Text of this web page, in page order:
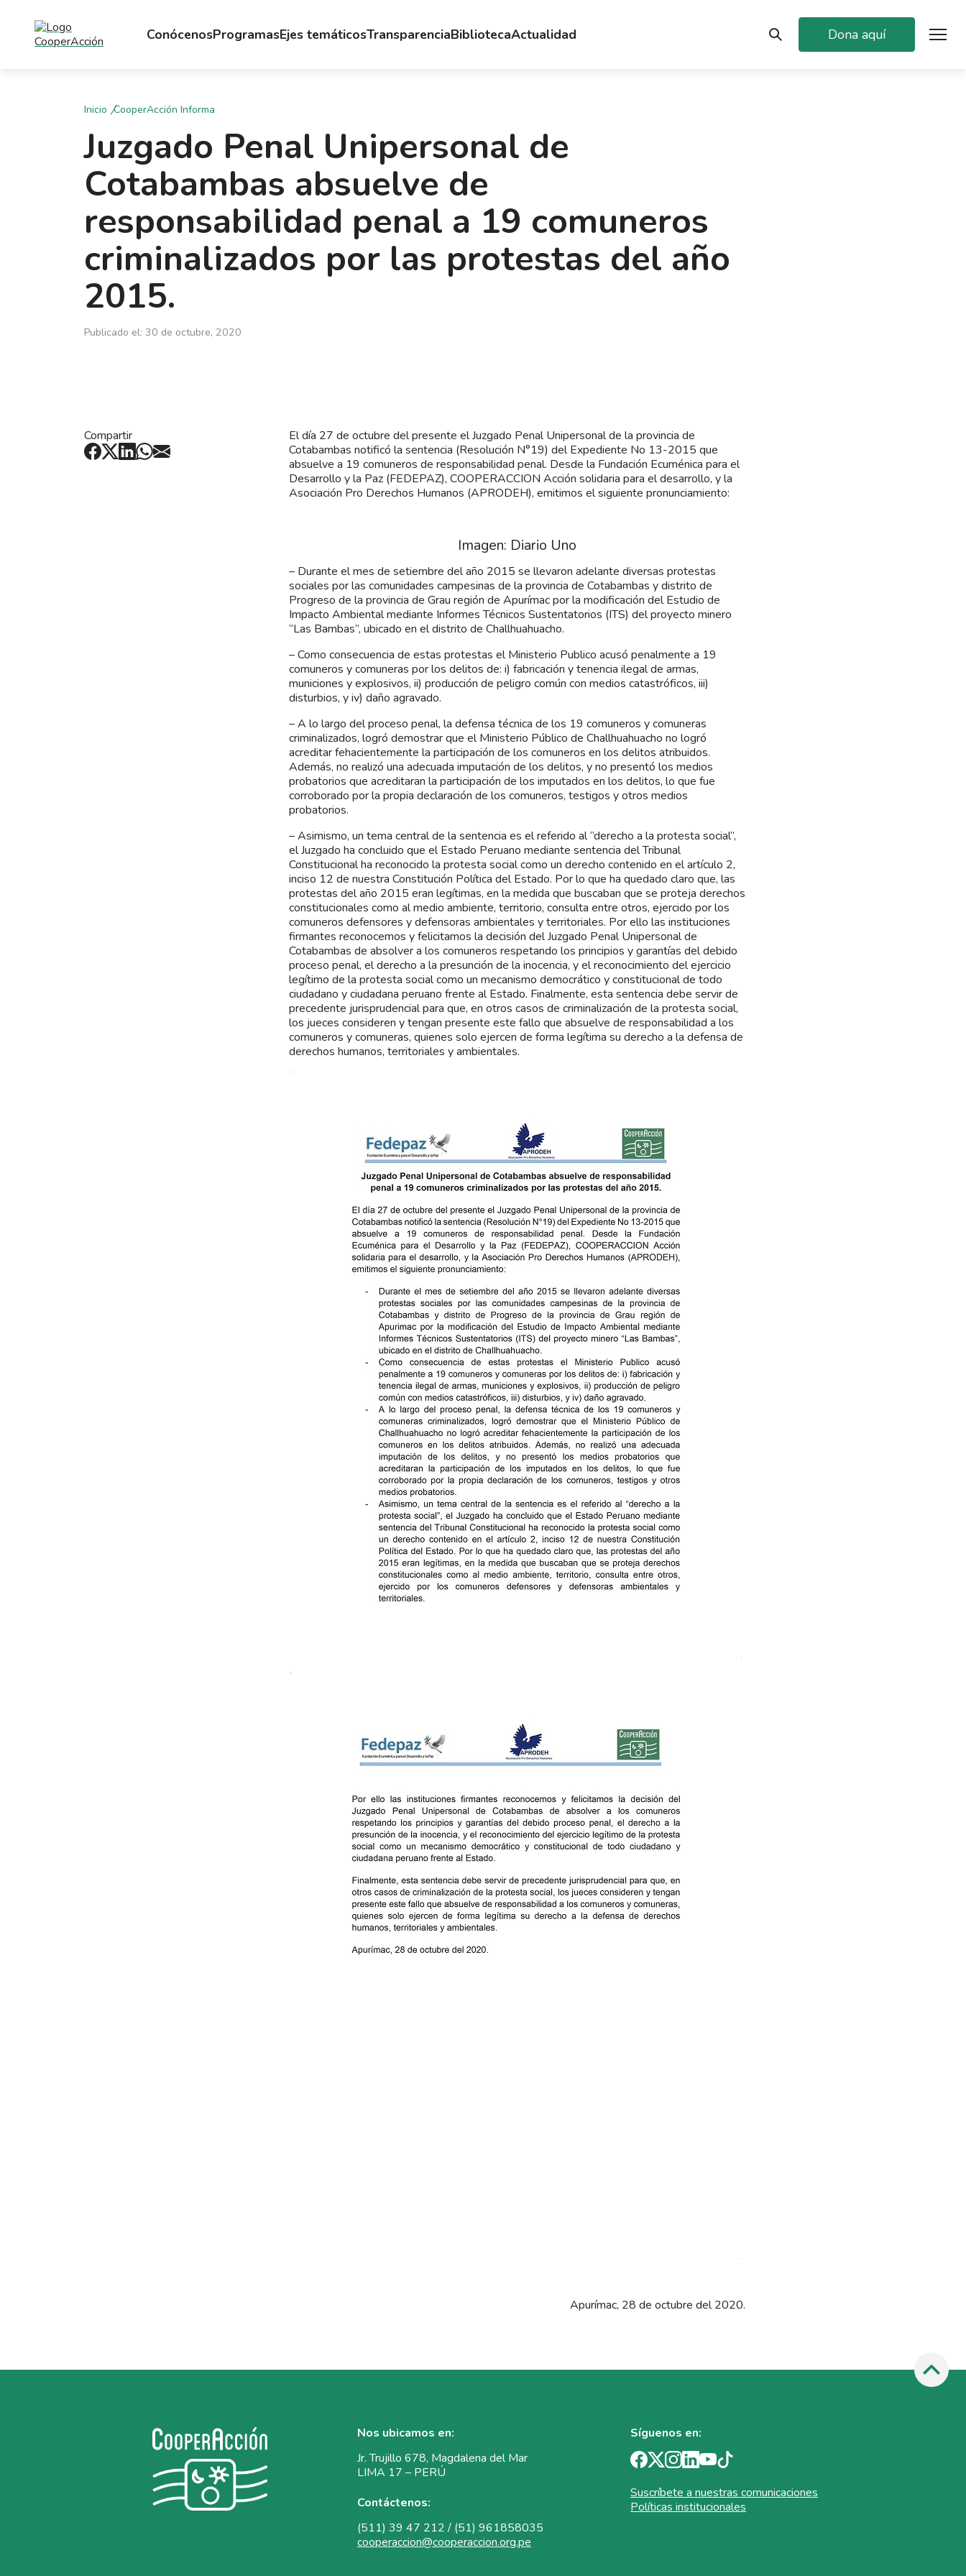
ConócenosProgramasEjes temáticosTransparenciaBibliotecaActualidad Dona aquí
Inicio CooperAcción Informa
Juzgado Penal Unipersonal de
Cotabambas absuelve de
responsabilidad penal a 19 comuneros
criminalizados por las protestas del año
2015.
Publicado el: 30 de octubre, 2020
Compartir
El día 27 de octubre del presente el Juzgado Penal Unipersonal de la provincia de
Cotabambas notificó la sentencia (Resolución N°19) del Expediente No 13-2015 que
absuelve a 19 comuneros de responsabilidad penal. Desde la Fundación Ecuménica para el
Desarrollo y la Paz (FEDEPAZ), COOPERACCION Acción solidaria para el desarrollo, y la
Asociación Pro Derechos Humanos (APRODEH), emitimos el siguiente pronunciamiento:
Imagen: Diario Uno
– Durante el mes de setiembre del año 2015 se llevaron adelante diversas protestas
sociales por las comunidades campesinas de la provincia de Cotabambas y distrito de
Progreso de la provincia de Grau región de Apurímac por la modificación del Estudio de
Impacto Ambiental mediante Informes Técnicos Sustentatorios (ITS) del proyecto minero
“Las Bambas”, ubicado en el distrito de Challhuahuacho.
– Como consecuencia de estas protestas el Ministerio Publico acusó penalmente a 19
comuneros y comuneras por los delitos de: i) fabricación y tenencia ilegal de armas,
municiones y explosivos, ii) producción de peligro común con medios catastróficos, iii)
disturbios, y iv) daño agravado.
– A lo largo del proceso penal, la defensa técnica de los 19 comuneros y comuneras
criminalizados, logró demostrar que el Ministerio Público de Challhuahuacho no logró
acreditar fehacientemente la participación de los comuneros en los delitos atribuidos.
Además, no realizó una adecuada imputación de los delitos, y no presentó los medios
probatorios que acreditaran la participación de los imputados en los delitos, lo que fue
corroborado por la propia declaración de los comuneros, testigos y otros medios
probatorios.
– Asimismo, un tema central de la sentencia es el referido al “derecho a la protesta social”,
el Juzgado ha concluido que el Estado Peruano mediante sentencia del Tribunal
Constitucional ha reconocido la protesta social como un derecho contenido en el artículo 2,
inciso 12 de nuestra Constitución Política del Estado. Por lo que ha quedado claro que, las
protestas del año 2015 eran legítimas, en la medida que buscaban que se proteja derechos
constitucionales como al medio ambiente, territorio, consulta entre otros, ejercido por los
comuneros defensores y defensoras ambientales y territoriales. Por ello las instituciones
firmantes reconocemos y felicitamos la decisión del Juzgado Penal Unipersonal de
Cotabambas de absolver a los comuneros respetando los principios y garantías del debido
proceso penal, el derecho a la presunción de la inocencia, y el reconocimiento del ejercicio
legítimo de la protesta social como un mecanismo democrático y constitucional de todo
ciudadano y ciudadana peruano frente al Estado. Finalmente, esta sentencia debe servir de
precedente jurisprudencial para que, en otros casos de criminalización de la protesta social,
los jueces consideren y tengan presente este fallo que absuelve de responsabilidad a los
comuneros y comuneras, quienes solo ejercen de forma legítima su derecho a la defensa de
derechos humanos, territoriales y ambientales.
Apurímac, 28 de octubre del 2020.
Nos ubicamos en:
Jr. Trujillo 678, Magdalena del Mar
LIMA 17 – PERÚ
Contáctenos:
(511) 39 47 212 / (51) 961858035
cooperaccion@cooperaccion.org.pe
Síguenos en:
Suscríbete a nuestras comunicaciones
Políticas institucionales